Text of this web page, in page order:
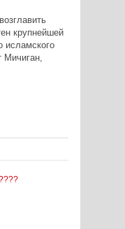
крупнейшей
исламского
Мичиган,